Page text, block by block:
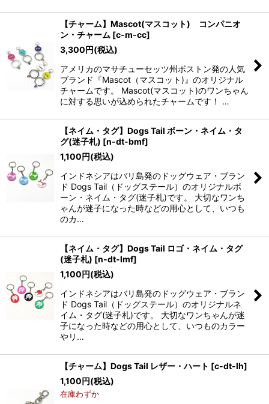
【チャーム】Mascot(マスコット) コンパニオ
ン・チャーム [c-m-cc]
3,300円(税込)
アメリカのマサチューセッツ州ボストン発の人気
ブランド『Mascot（マスコット)』のオリジナル
チャームです。 Mascot(マスコット)のワンちゃん
に対する思いが込められたチャームです！ …
【ネイム・タグ】Dogs Tail ボーン・ネイム・タ
グ(迷子札) [n-dt-bmf]
1,100円(税込)
インドネシアはバリ島発のドッグウェア・ブラン
ド Dogs Tail（ドッグステール）のオリジナルボ
ーン・ネイム・タグ(迷子札)です。 大切なワンち
ゃんが迷子になった時などの用心として、いつも
のカ…
【ネイム・タグ】Dogs Tail ロゴ・ネイム・タグ
(迷子札) [n-dt-lmf]
1,100円(税込)
インドネシアはバリ島発のドッグウェア・ブラン
ド Dogs Tail（ドッグステール）のオリジナルネ
イム・タグ(迷子札)です。 大切なワンちゃんが迷
子になった時などの用心として、いつものカラー
やリ…
【チャーム】Dogs Tail レザー・ハート [c-dt-lh]
1,100円(税込)
在庫わずか